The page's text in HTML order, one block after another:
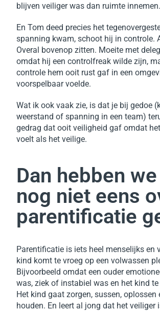
blijven veiliger was dan ruimte innemen.
En Tom deed precies het
spanning kwam, schoot hij in controle.
Overal bovenop zitten. Moeite met
omdat hij een controlfreak wilde zijn,
controle hem ooit rust gaf in een
voorspelbaar voelde.
Wat ik ook vaak zie, is dat je bij gedoe
weerstand of spanning in een team)
gedrag dat ooit veiligheid gaf omdat
voelt als het veilige.
Dan hebben
nog niet eens
parentificatie
Parentificatie is iets heel menselijks en
kind komt te vroeg op een volwassen
Bijvoorbeeld omdat een ouder
was, ziek of instabiel was en het kind te
Het kind gaat zorgen, sussen, oplossen
houden. En leert al jong dat het veiliger